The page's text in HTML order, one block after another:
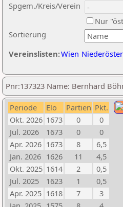
Sortierung
Spgem./Kreis/Verein
Nur
Vereinslisten:Wien
Pnr:137323 Name: Bernhard
Periode Elo Partien Pkt.
Okt. 2026 1673 0
0
Jul. 2026
1673 0
0
Apr. 2026 1673 8
6,5
Jan. 2026 1626 11
4,5
Okt. 2025 1614 2
0,5
Jul. 2025
1623 1
0,5
Apr. 2025 1618 7
3